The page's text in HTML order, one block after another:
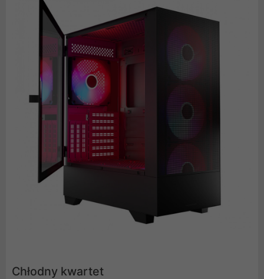
Chłodny kwartet